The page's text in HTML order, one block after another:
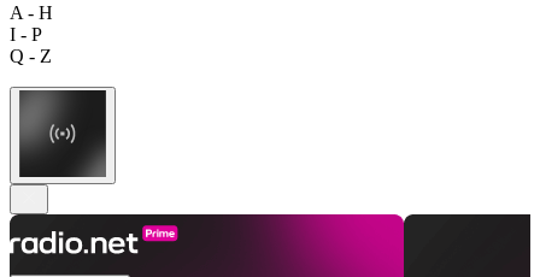
A - H
I - P
Q - Z